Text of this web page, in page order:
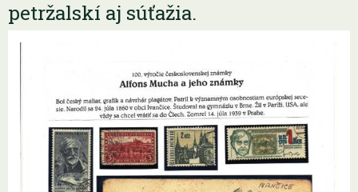
petržalskí aj súťažia.